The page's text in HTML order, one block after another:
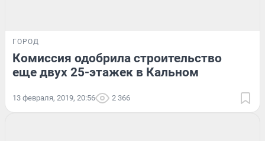
ГОРОД
Комиссия одобрила строительство
еще двух 25-этажек в Кальном
13 февраля, 2019, 20:56 2 366